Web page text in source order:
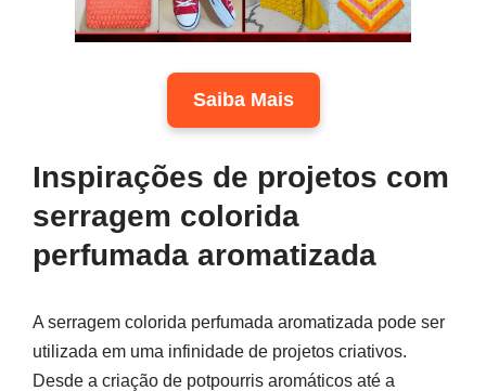
Saiba Mais
Inspirações de projetos com
serragem colorida
perfumada aromatizada
A serragem colorida perfumada aromatizada pode ser
utilizada em uma infinidade de projetos criativos.
Desde a criação de potpourris aromáticos até a